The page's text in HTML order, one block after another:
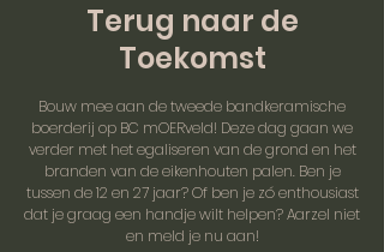
Terug naar de
Toekomst
Bouw mee aan de tweede bandkeramische
boerderij op BC mOERveld! Deze dag gaan we
verder met het egaliseren van de grond en het
branden van de eikenhouten palen. Ben je
tussen de 12 en 27 jaar? Of ben je zó enthousiast
dat je graag een handje wilt helpen? Aarzel niet
en meld je nu aan!